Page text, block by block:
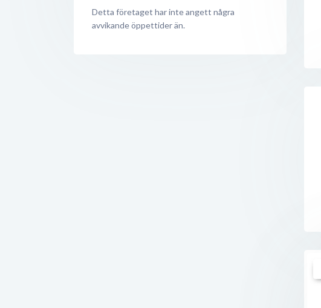
Detta företaget har inte angett några
avvikande öppettider än.